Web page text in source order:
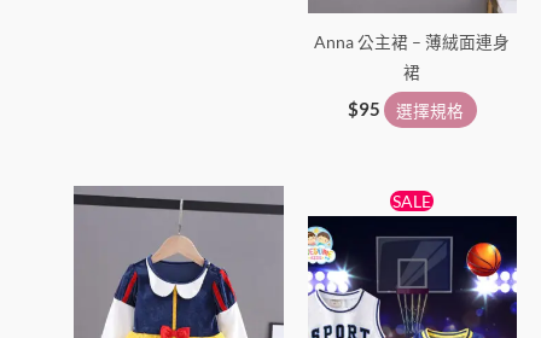
Anna 公主裙 – 薄絨面連身
裙
$95 選擇規格
此
多
SALE
始
價
格：
$65。
目
前
價
格：
$55。
品
有
多